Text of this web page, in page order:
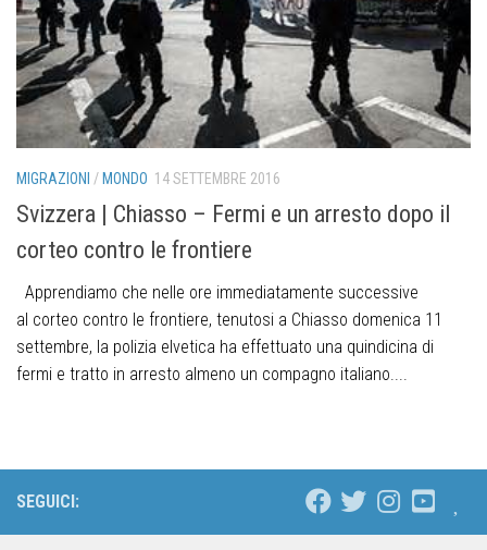
MIGRAZIONI /MONDO 14 SETTEMBRE 2016
Svizzera | Chiasso – Fermi e un arresto dopo il
corteo contro le frontiere
Apprendiamo che nelle ore immediatamente successive
al corteo contro le frontiere, tenutosi a Chiasso domenica 11
settembre, la polizia elvetica ha effettuato una quindicina di
fermi e tratto in arresto almeno un compagno italiano....
SEGUICI: